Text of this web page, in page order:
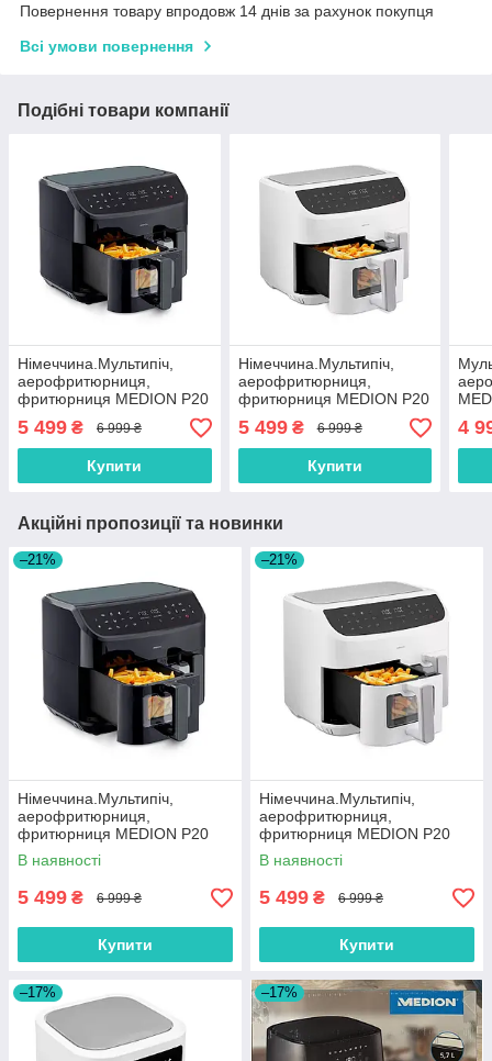
Повернення товару впродовж 14 днів за рахунок покупця
Всі умови повернення
Подібні товари компанії
Нiмеччина.Мультипіч,
аерофритюрниця,
фритюрниця MEDION P20
XXL з 2 відділеннями (8,7
літрів, 2 600 Вт)
5 499 ₴ 6 999 ₴
Купити
Нiмеччина.Мультипіч,
аерофритюрниця,
фритюрниця MEDION P20
XXL з 2 відділеннями (8,7
літрів, 2 600 Вт)
5 499₴ 6 999 ₴
Купити
4
Акційні пропозиції та новинки
–21%
Нiмеччина.Мультипіч,
аерофритюрниця,
фритюрниця MEDION P20
XXL з 2 відділеннями (8,7
літрів, 2 600 Вт)
В наявності
5 499 ₴ 6 999 ₴
Купити
–21%
Нiмеччина.Мультипіч,
аерофритюрниця,
фритюрниця MEDION P20
XXL з 2 відділеннями (8,7
літрів, 2 600 Вт)
В наявності
5 499 ₴ 6 999 ₴
Купити
–17% –17%